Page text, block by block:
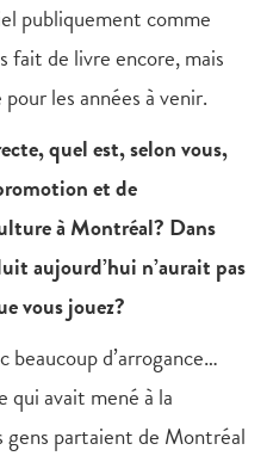
publiquement comme
fait de livre encore, mais
les années à venir.
quel est, selon vous,
et de
à Montréal? Dans
aujourd’hui n’aurait pas
vous jouez?
beaucoup d’arrogance…
qui avait mené à la
gens partaient de Montréal